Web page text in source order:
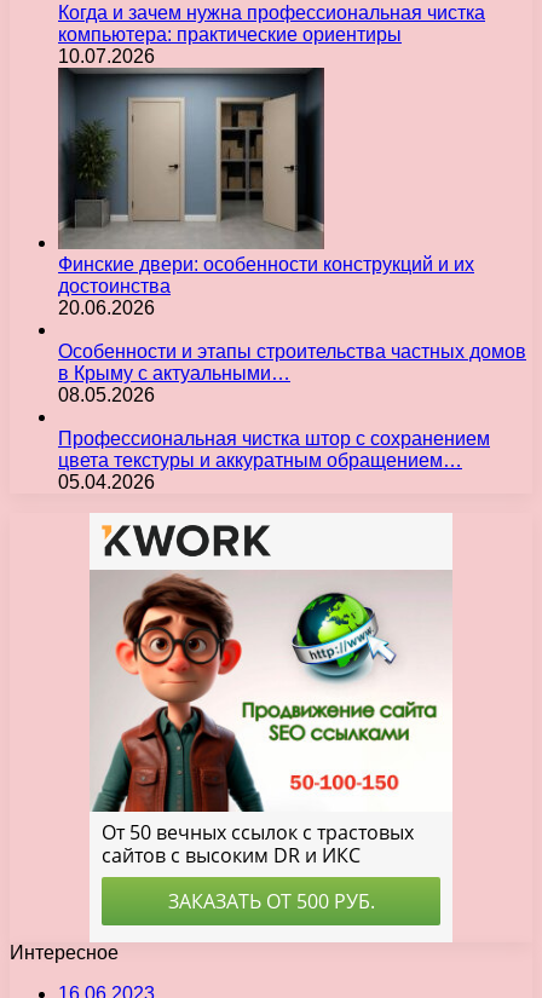
Когда и зачем нужна профессиональная чистка
компьютера: практические ориентиры
10.07.2026
Финские двери: особенности конструкций и их
достоинства
20.06.2026
Особенности и этапы строительства частных домов
в Крыму с актуальными…
08.05.2026
Профессиональная чистка штор с сохранением
цвета текстуры и аккуратным обращением…
05.04.2026
Интересное
16.06.2023